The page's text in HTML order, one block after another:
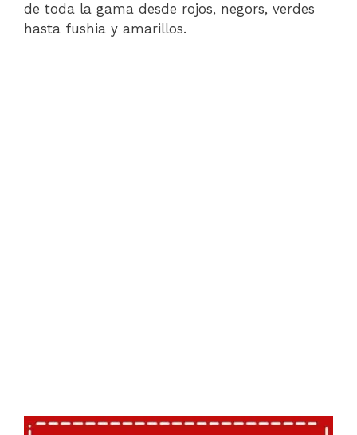
de toda la gama desde rojos, negors, verdes
hasta fushia y amarillos.